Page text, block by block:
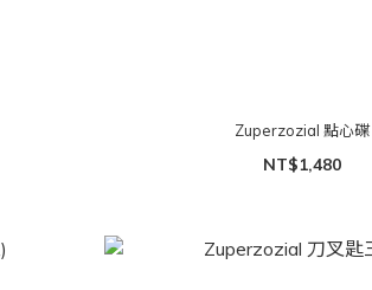
Zuperzozial 點心碟
NT$1,480